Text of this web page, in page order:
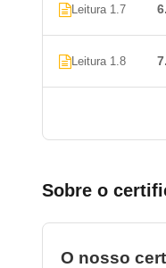
3. Como
Leitura 1.7
Leitura 1.8
Sobre o
O nosso